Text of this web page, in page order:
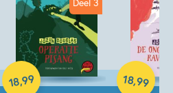
18,99
Hardcover
18,99
Hardcover